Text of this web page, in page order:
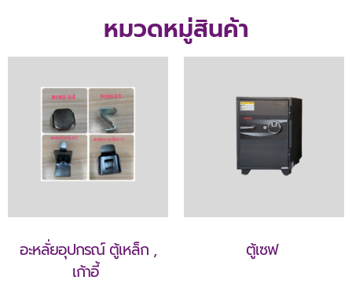
หมวดหมู่สินค้า
อะหลั่ยอุปกรณ์ ตู้เหล็ก ,
เก้าอี้
ตู้เซฟ